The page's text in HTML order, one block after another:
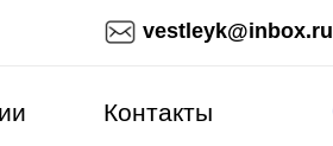
vestleyk@inbox.ru
Контакты